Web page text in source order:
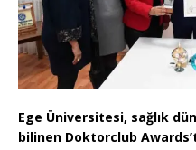
Ege Üniversitesi, sağlık
bilinen Doktorclub